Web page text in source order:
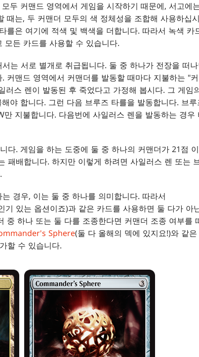
두 커맨드 영역에서 게임을 시작하기 때문에, 서고에
때는, 두 커맨더 모두의 색 정체성을 조합해 사용하십
를은 여기에 적색 및 백색을 더합니다. 따라서 녹색 카
든 카드를 사용할 수 있습니다.
는 서로 별개로 취급됩니다. 둘 중 하나가 전장을 떠
커맨드 영역에서 커맨더를 발동할 때마다 지불하는 "
스 렌이 발동된 후 죽었다고 가정해 봅시다. 그 게임
야 합니다. 그런 다음 브루즈 타를을 발동합니다. 브루
지불합니다. 다음번에 사일러스 렌을 발동하는 경우
다. 게임을 하는 도중에 둘 중 하나의 커맨더가 21점
패배합니다. 하지만 이렇게 하려면 사일러스 렌 또는
경우, 이는 둘 중 하나를 의미합니다. 따라서
기 있는 옵션이죠)과 같은 카드를 사용하면 둘 다가 아
중 하나 또는 둘 다를 조종한다면 커맨더 조종 여부를
Sphere(둘 다 올해의 덱에 있지요!)와 같
할 수 있습니다.